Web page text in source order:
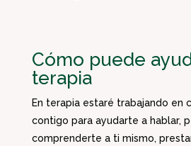
Cómo puede
terapia
En terapia estaré trabajando en
contigo para ayudarte a hablar,
comprenderte a ti mismo,